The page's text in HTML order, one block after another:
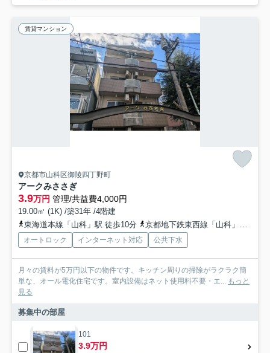
賃貸マンション
京都市山科区御陵四丁野町
アークみささぎ
3.9万円 管理/共益費4,000円
19.00㎡ (1K) /築31年 /4階建
東海道本線「山科」駅 徒歩10分
京都地下鉄東西線「山科」駅 徒歩10分
オートロック インターネット対応 公共下水
月々の賃料が5万円以下の物件です。キッチン周りの掃除がラクラク簡
単な、オール電化住宅です。室内設備はネット使用料不要・エ... もっと
見る
募集中の部屋
101
3.9万円